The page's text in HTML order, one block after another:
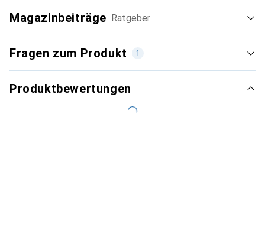
Magazinbeiträge Ratgeber
Fragen zum Produkt 1
Produktbewertungen